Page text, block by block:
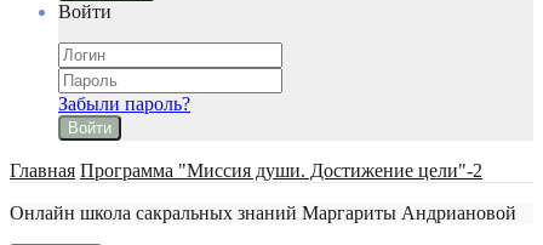
Войти
Забыли пароль?
Войти
Главная Программа "Миссия души. Достижение цели"-2
Онлайн школа сакральных знаний Маргариты Андриановой